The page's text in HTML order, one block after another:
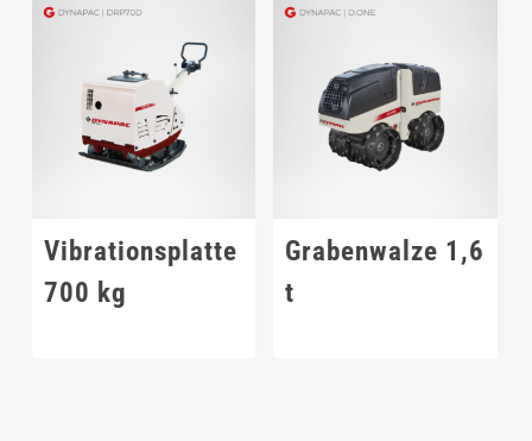
Vibrationsplatte
700 kg
Grabenwalze 1,6
t